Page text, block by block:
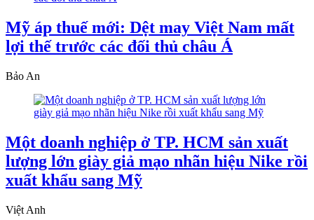
Mỹ áp thuế mới: Dệt may Việt Nam mất
lợi thế trước các đối thủ châu Á
Bảo An
Một doanh nghiệp ở TP. HCM sản xuất
lượng lớn giày giả mạo nhãn hiệu Nike rồi
xuất khẩu sang Mỹ
Việt Anh